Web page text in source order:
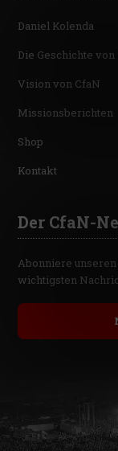
Daniel Kolenda
Die Geschichte von
Vision von CfaN
Missionsberichten
Shop
Kontakt
Der CfaN-
Abonniere
wichtigsten